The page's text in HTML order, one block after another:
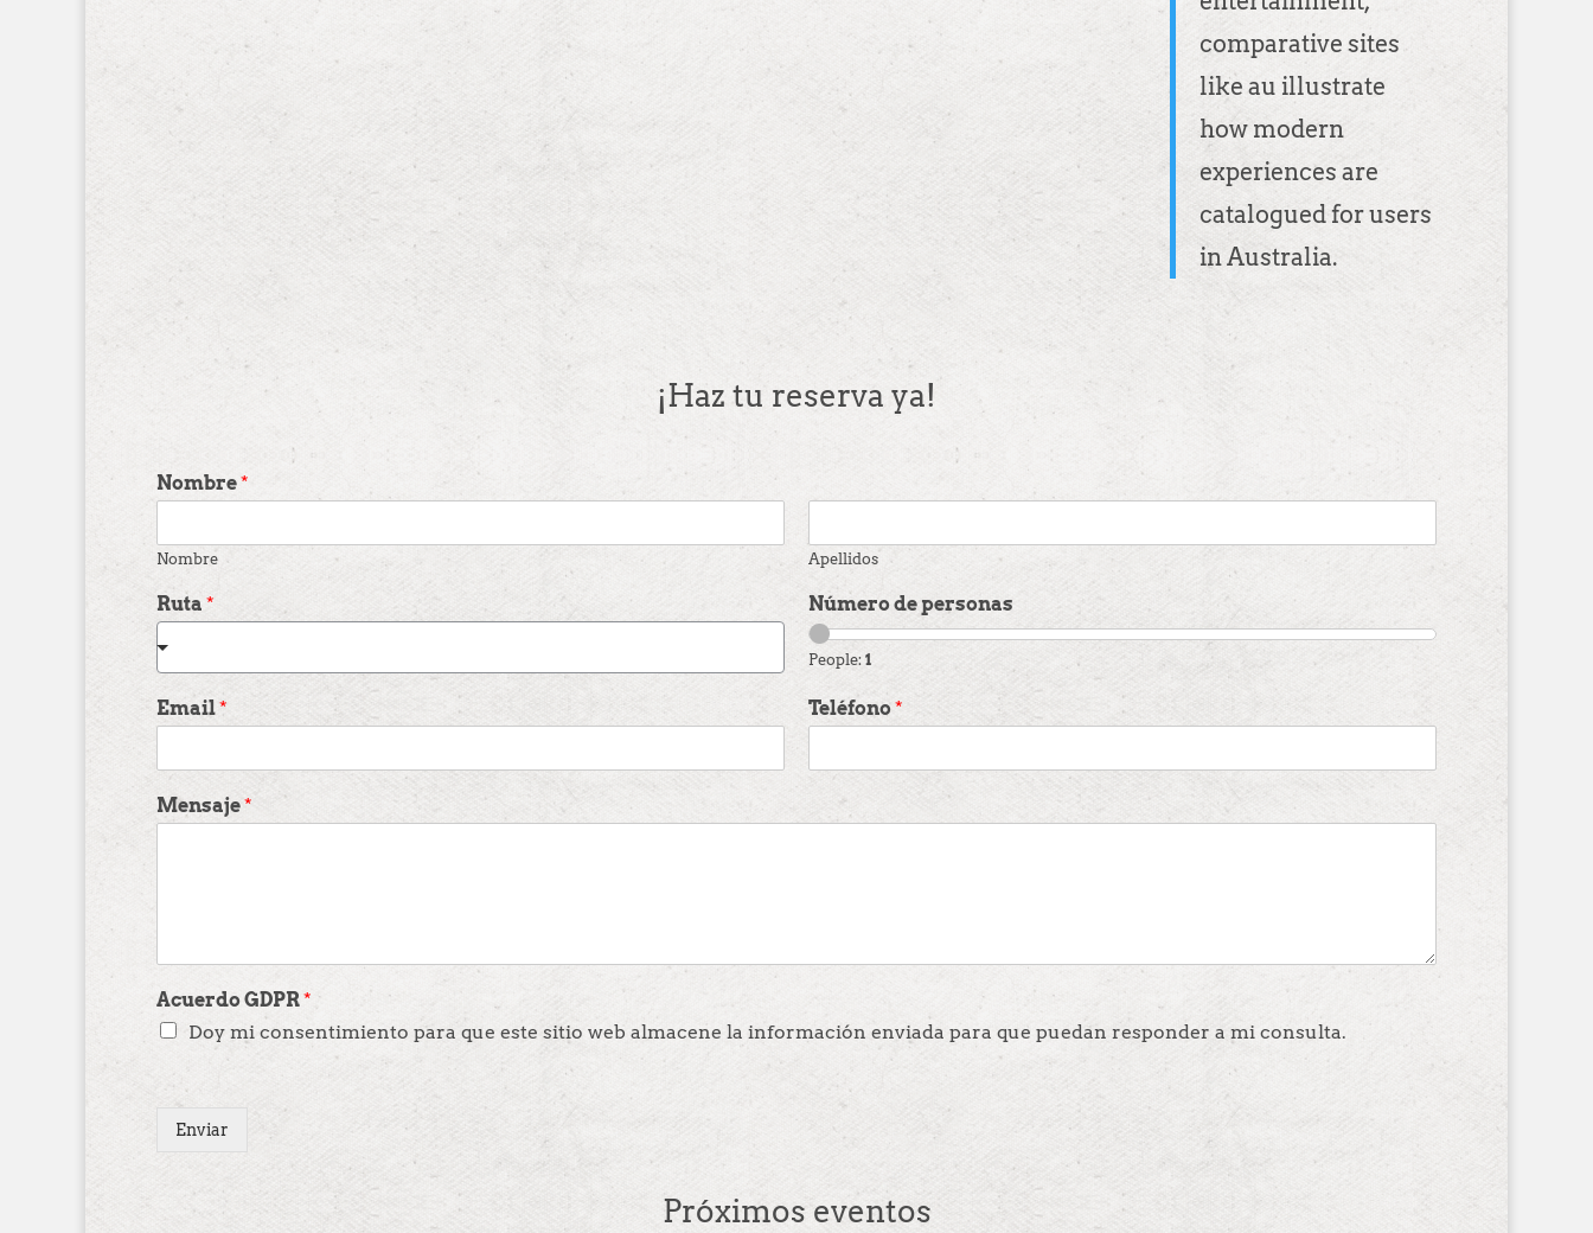
comparative sites
like au illustrate
how modern
experiences are
catalogued for users
in Australia.
¡Haz tu reserva ya!
Nombre*
Nombre Apellidos
Ruta * Número de personas
People: 1
Email* Teléfono*
Mensaje*
Acuerdo GDPR*
Doy mi consentimiento para que este sitio web almacene la información enviada para que puedan responder a mi consulta.
Enviar
Próximos eventos